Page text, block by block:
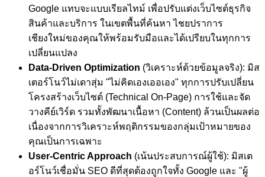
Google แทบจะแบบเรียลไทม์ เพื่อปรับแต่งเว็บไซต์ธุรกิจ
สินค้าและบริการ ในเขตพื้นที่ค้นหา ไชยปราการ
เชียงใหม่ของคุณให้พร้อมรับมือและได้เปรียบในทุกการ
เปลี่ยนแปลง
Data-Driven Optimization (วิเคราะห์ด้วยข้อมูลจริง): มิส
เตอร์โนว์ไม่เดาสุ่ม "ไม่คิดเองเออเอง" ทุกการปรับเปลี่ยน
โครงสร้างเว็บไซต์ (Technical On-Page) การใช้และจัด
วางคีย์เวิร์ด รวมทั้งพัฒนาเนื้อหา (Content) ล้วนเป็นผลต่อ
เนื่องจากการวิเคราะห์พฤติกรรมของกลุ่มเป้าหมายของ
คุณเป็นการเฉพาะ
User-Centric Approach (เน้นประสบการณ์ผู้ใช้): มิสเต
อร์โนว์เชื่อมั่น SEO ดีที่สุดต้องถูกใจทั้ง Google และ "ผู้